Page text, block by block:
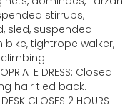
stirrups,
sled, suspended
bike, tightrope walker,
DRESS: Closed
hair tied back.
CLOSES 2 HOURS